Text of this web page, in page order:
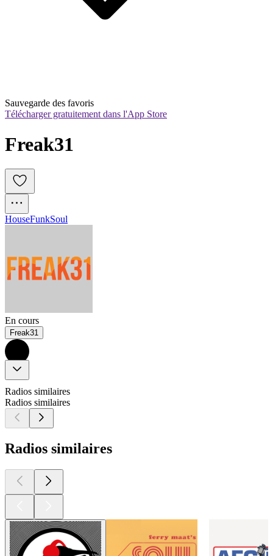
Sauvegarde des favoris
Télécharger gratuitement dans l'App Store
Freak31
HouseFunkSoul
En cours
Freak31
Radios similaires
Radios similaires
Radios similaires